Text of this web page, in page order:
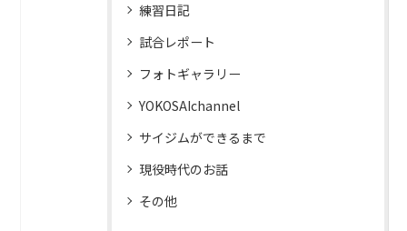
練習日記
試合レポート
フォトギャラリー
YOKOSAIchannel
サイジムができるまで
現役時代のお話
その他